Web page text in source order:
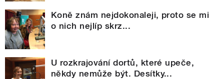
Koně znám nejdokonaleji, proto se mi
o nich nejlíp skrz...
U rozkrajování dortů, které upeče,
někdy nemůže být. Desítky...